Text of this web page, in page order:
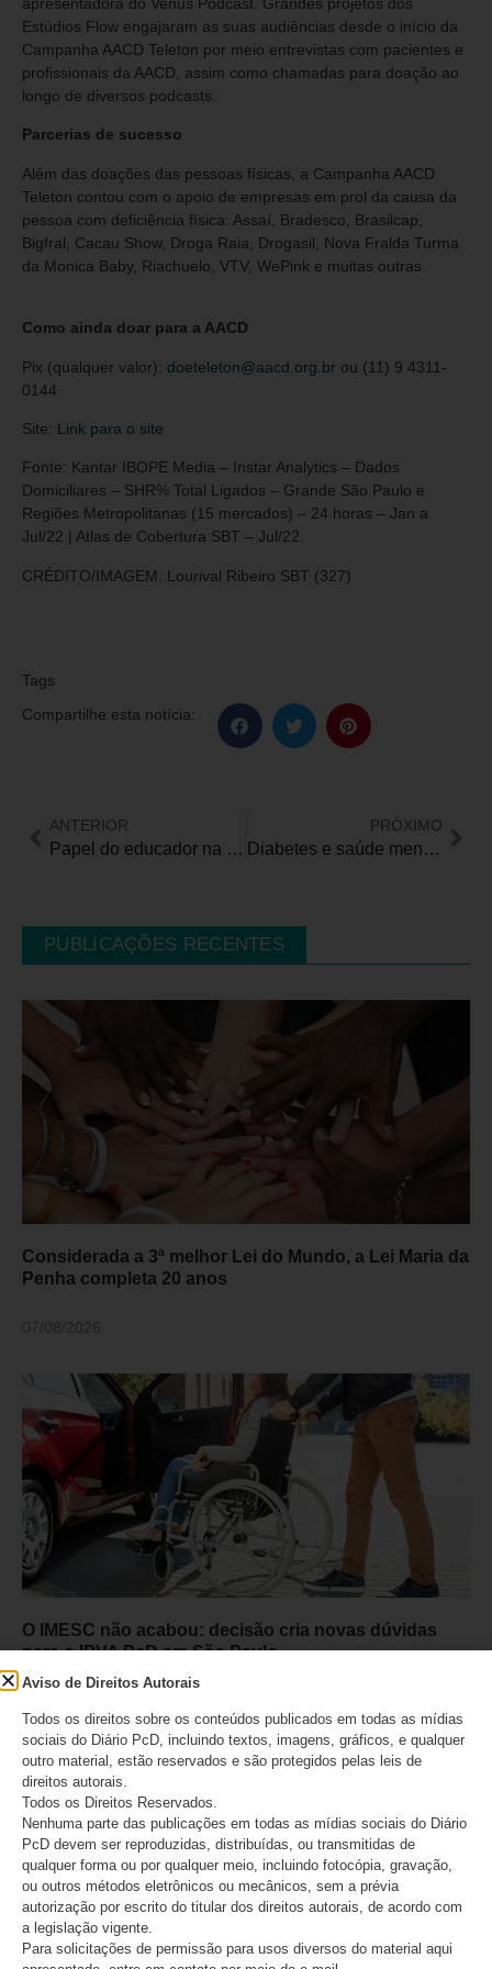
Estúdios Flow engajaram as suas audiências desde o início da
Campanha AACD Teleton por meio entrevistas com pacientes e
profissionais da AACD, assim como chamadas para doação ao
longo de diversos podcasts.
Parcerias de sucesso
Além das doações das pessoas físicas, a Campanha AACD
Teleton contou com o apoio de empresas em prol da causa da
pessoa com deficiência física: Assaí, Bradesco, Brasilcap,
Bigfral, Cacau Show, Droga Raia, Drogasil, Nova Fralda Turma
da Monica Baby, Riachuelo, VTV, WePink e muitas outras.
Como ainda doar para a AACD
Pix (qualquer valor): doeteleton@aacd.org.br ou (11) 9 4311-
0144
Site: Link para o site
Fonte: Kantar IBOPE Media – Instar Analytics – Dados
Domiciliares – SHR% Total Ligados – Grande São Paulo e
Regiões Metropolitanas (15 mercados) – 24 horas – Jan a
Jul/22 | Atlas de Cobertura SBT – Jul/22.
CRÉDITO/IMAGEM: Lourival Ribeiro SBT (327)
Tags
Compartilhe esta notícia:
ANTERIOR
Papel do educador na inclusão de crianças autistas
PRÓXIMO
Diabetes e saúde mental: os desafios invisíveis das doenças crônicas
PUBLICAÇÕES RECENTES
Considerada a 3ª melhor Lei do Mundo, a Lei Maria da
Penha completa 20 anos
O IMESC não acabou: decisão cria novas dúvidas
para o IPVA PcD em São Paulo
Aviso de Direitos Autorais
Todos os direitos sobre os conteúdos publicados em todas as mídias
sociais do Diário PcD, incluindo textos, imagens, gráficos, e qualquer
outro material, estão reservados e são protegidos pelas leis de
direitos autorais.
Todos os Direitos Reservados.
Nenhuma parte das publicações em todas as mídias sociais do Diário
PcD devem ser reproduzidas, distribuídas, ou transmitidas de
qualquer forma ou por qualquer meio, incluindo fotocópia, gravação,
ou outros métodos eletrônicos ou mecânicos, sem a prévia
autorização por escrito do titular dos direitos autorais, de acordo com
a legislação vigente.
Para solicitações de permissão para usos diversos do material aqui